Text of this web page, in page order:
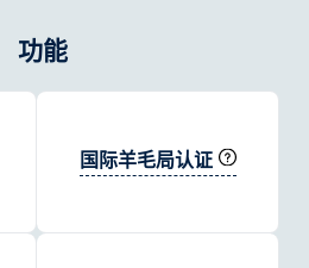
功能
国际羊毛局认证